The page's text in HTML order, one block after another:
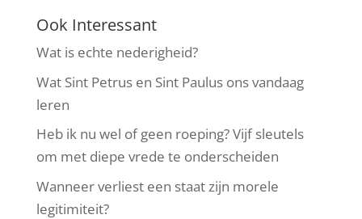
Ook Interessant
Wat is echte nederigheid?
Wat Sint Petrus en Sint Paulus ons vandaag
leren
Heb ik nu wel of geen roeping? Vijf sleutels
om met diepe vrede te onderscheiden
Wanneer verliest een staat zijn morele
legitimiteit?